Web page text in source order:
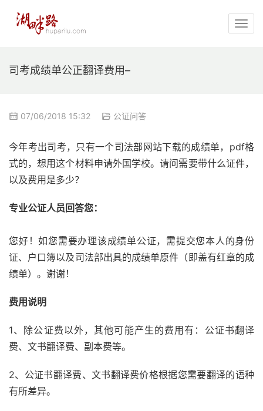
司考成绩单公正翻译费用–
07/06/2018 15:32 公证问答
今年考出司考，只有一个司法部网站下载的成绩单，pdf格
式的，想用这个材料申请外国学校。请问需要带什么证件，
以及费用是多少？
专业公证人员回答您：
您好！如您需要办理该成绩单公证，需提交您本人的身份
证、户口簿以及司法部出具的成绩单原件（即盖有红章的成
绩单）。谢谢！
费用说明
1、除公证费以外，其他可能产生的费用有：公证书翻译
费、文书翻译费、副本费等。
2、公证书翻译费、文书翻译费价格根据您需要翻译的语种
有所差异。